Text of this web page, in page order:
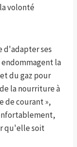
volonté
d'adapter ses
la
du gaz pour
la nourriture à
de courant »,
qu'elle soit